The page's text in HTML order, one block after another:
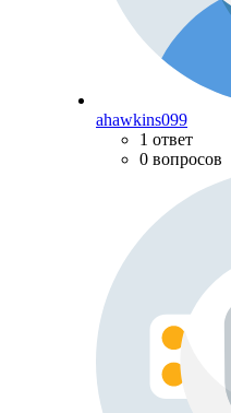
ahawkins099
1 ответ
0 вопросов